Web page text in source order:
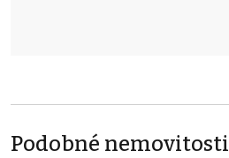
Podobné nemovitosti